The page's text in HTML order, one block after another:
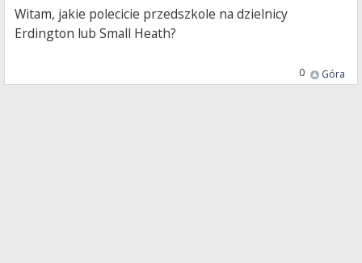
Witam, jakie polecicie przedszkole na dzielnicy
Erdington lub Small Heath?
Góra
0